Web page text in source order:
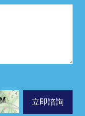
立即諮詢